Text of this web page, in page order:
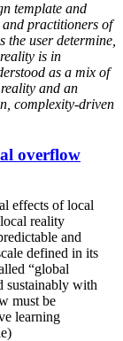
template and
and practitioners of
user determine,
is in
as a mix of
and an
complexity-driven
overflow
effects of local
reality
and
defined in its
“global
sustainably with
must be
learning